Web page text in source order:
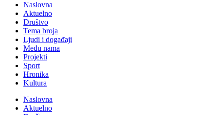
Naslovna
Aktuelno
Društvo
Tema broja
Ljudi i događaji
Među nama
Projekti
Sport
Hronika
Kultura
Naslovna
Aktuelno